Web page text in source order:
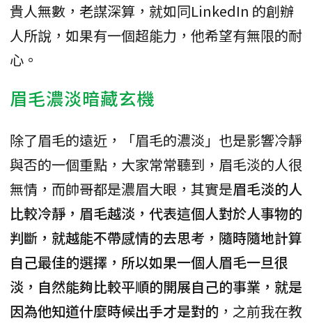
貴人無數，老謀深算，就如同LinkedIn 的創辦
人所說，如果有一個超能力，他希望有無限的耐
心。
眉毛濃淡暗藏玄機
除了眉毛的遠近，「眉毛的濃淡」也是影響冷靜
與否的一個重點，大家常常聽到，眉毛淡的人很
無情，而帥哥都是濃眉大眼，其實是眉毛淡的人
比較冷靜，眉毛越淡，代表這個人對於人事物的
判斷，就越能不帶感情的去思考，隨時隨地計算
自己最佳的選擇，所以如果一個人眉毛一旦很
淡，自然能夠比較平順的開展自己的事業，就是
因為他知道什麼時候出手才是對的 ，之前我在教